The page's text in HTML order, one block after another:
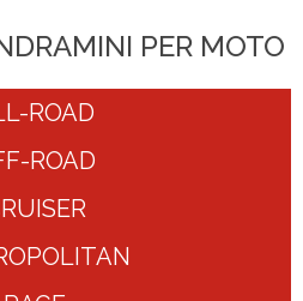
PER MOTO
ROAD
ROAD